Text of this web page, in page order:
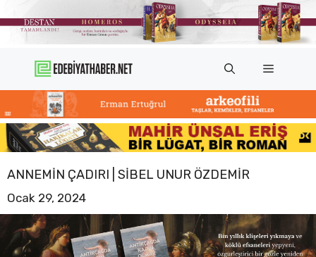
atla
Menü
ANNEMIN ÇADIRI | SIBEL UNUR ÖZDEMIR
Ocak 29, 2024